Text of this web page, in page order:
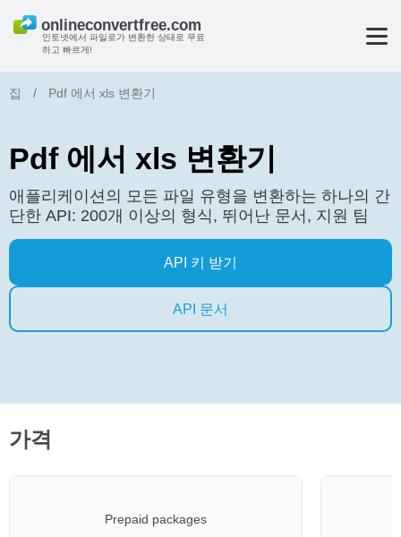
인토넷에서 파일로가 변환한 상태로 무료
하고 빠르게!
집 / Pdf 에서 xls 변환기
Pdf 에서 xls 변환기
애플리케이션의 모든 파일 유형을 변환하는 하나의 간
단한 API: 200개 이상의 형식, 뛰어난 문서, 지원 팀
API 키 받기
API 문서
가격
Prepaid packages